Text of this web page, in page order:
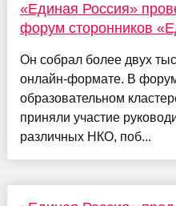
«Единая Россия»
форум сторонников
Он собрал более двух
онлайн-формате. В
образовательном
приняли участие
различных НКО, поб...